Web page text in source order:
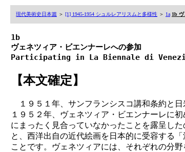
現代美術史日本篇 ＞ [1] 1945-1954 シュルレアリスムと多様性 ＞ 1a 1b
1b
ヴェネツィア・ビエンナーレへの参加
Participating in La Biennale di
【本文確定】
１９５１年、サンフランシスコ講和条約と
１９５２年、ヴェネツィア・ビエンナーレに
にまったく見合っていなかったことを露呈し
と、西洋出自の近代絵画を日本的に受容する
ことです。ヴェネツィアには、それぞれの分